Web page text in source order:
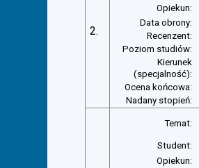
2.
Opiekun:
Data obrony:
Recenzent:
Poziom studiów:
Kierunek
(specjalność):
Ocena końcowa:
Nadany stopień:
Temat:
Student:
Opiekun: